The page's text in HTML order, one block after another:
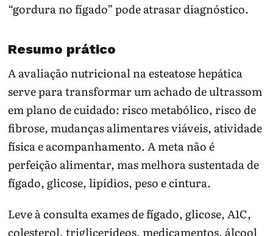
“gordura no fígado” pode atrasar diagnóstico.
Resumo prático
A avaliação nutricional na esteatose hepática
serve para transformar um achado de ultrassom
em plano de cuidado: risco metabólico, risco de
fibrose, mudanças alimentares viáveis, atividade
física e acompanhamento. A meta não é
perfeição alimentar, mas melhora sustentada de
fígado, glicose, lipídios, peso e cintura.
Leve à consulta exames de fígado, glicose, A1C,
colesterol, triglicerídeos, medicamentos, álcool